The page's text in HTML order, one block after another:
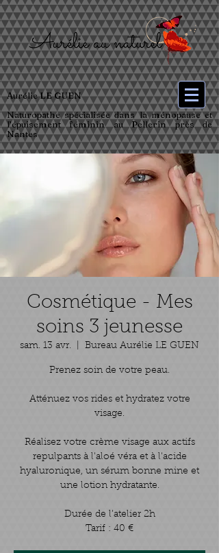
Aurélie LE GUEN
Naturopathe spécialisée dans la ménopause et
l’épuisement féminin au Pellerin près de
Nantes
Cosmétique - Mes
soins 3 jeunesse
sam. 13 avr. Bureau Aurélie LE GUEN
Prenez soin de votre peau.
Atténuez vos rides et hydratez votre
visage.
Réalisez votre crème visage aux actifs
repulpants à l'aloé véra et à l'acide
hyaluronique, un sérum bonne mine et
une lotion hydratante.
Durée de l’atelier 2h
Tarif : 40 €